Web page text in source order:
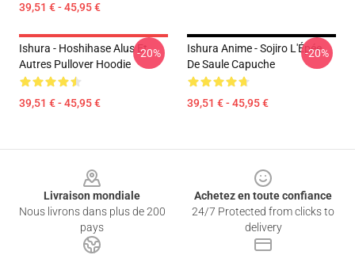
39,51 € - 45,95 €
Ishura - Hoshihase Alus Et
Autres Pullover Hoodie
39,51 € - 45,95 €
-20%
Ishura Anime - Sojiro L'Épée
De Saule Capuche
39,51 € - 45,95 €
-20%
Livraison mondiale
Nous livrons dans plus de 200
pays
Achetez en toute confiance
24/7 Protected from clicks to
delivery